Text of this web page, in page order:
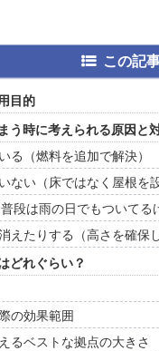
この記
目的
う時に考えられる原因と
る（燃料を追加で解決）
ない（床ではなく屋根を
段は雨の日でもついてる
えたりする（高さを確保
どれぐらい？
の効果範囲
るベストな拠点の大きさ